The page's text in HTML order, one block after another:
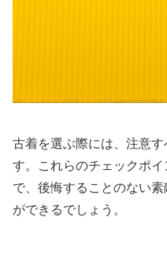
古着を選ぶ際には、注意
す。これらのチェックポ
で、後悔することのない
ができるでしょう。